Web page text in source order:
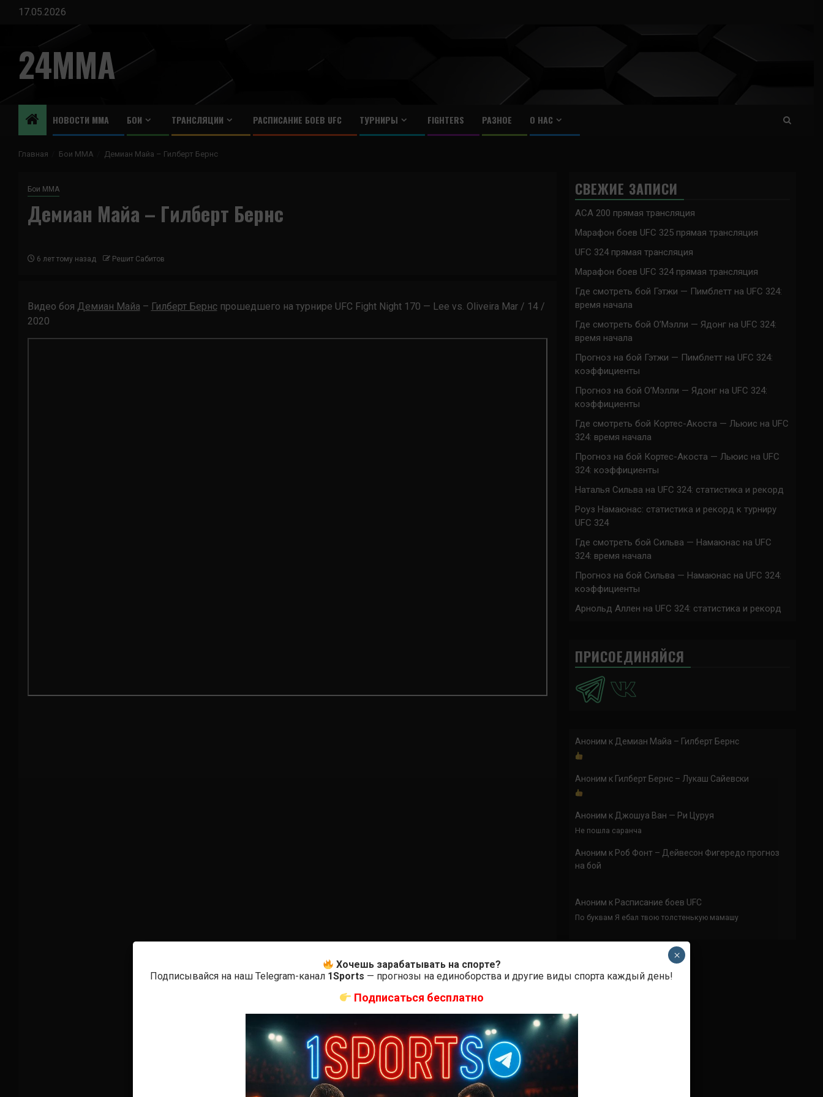
Перейти
содержимому
17.05.2026
24MMA
НОВОСТИ ММА БОИ ТРАНСЛЯЦИИ РАСПИСАНИЕ БОЕВ UFC ТУРНИРЫ FIGHTERS РАЗНОЕ О НАС
Главная Бои ММА Демиан Майа – Гилберт Бернс
Бои ММА
Демиан Майа – Гилберт Бернс
6 лет тому назад Решит Сабитов
Видео боя Демиан Майа – Гилберт Бернспрошедшего на турнире UFC Fight Night 170 — Lee vs. Oliveira Mar / 14 /
2020
0
Оцените
СВЕЖИЕ ЗАПИСИ
ACA 200 прямая трансляция
Марафон боев UFC 325 прямая трансляция
UFC 324 прямая трансляция
Марафон боев UFC 324 прямая трансляция
Где смотреть бой Гэтжи — Пимблетт на UFC 324:
время начала
Где смотреть бой О’Мэлли — Ядонг на UFC 324:
время начала
Прогноз на бой Гэтжи — Пимблетт на UFC 324:
коэффициенты
Прогноз на бой О’Мэлли — Ядонг на UFC 324:
коэффициенты
Где смотреть бой Кортес-Акоста — Льюис на UFC
324: время начала
Прогноз на бой Кортес-Акоста — Льюис на UFC
324: коэффициенты
Наталья Сильва на UFC 324: статистика и рекорд
Роуз Намаюнас: статистика и рекорд к турниру
UFC 324
Где смотреть бой Сильва — Намаюнас на UFC
324: время начала
Прогноз на бой Сильва — Намаюнас на UFC 324:
коэффициенты
Арнольд Аллен на UFC 324: статистика и рекорд
ПРИСОЕДИНЯЙСЯ
Аноним к Демиан Майа – Гилберт Бернс
Аноним к Гилберт Бернс – Лукаш Сайевски
Аноним к Джошуа Ван — Ри Цуруя
Не пошла саранча
Аноним к Роб Фонт – Дейвесон Фигередо прогноз
на бой
Аноним к Расписание боев UFC
По буквам Я ебал твою толстенькую мамашу
Хочешь зарабатывать на спорте?
Подписывайся на наш Telegram-канал 1Sports — прогнозы на единоборства и другие виды спорта каждый день!
Подписаться бесплатно
×